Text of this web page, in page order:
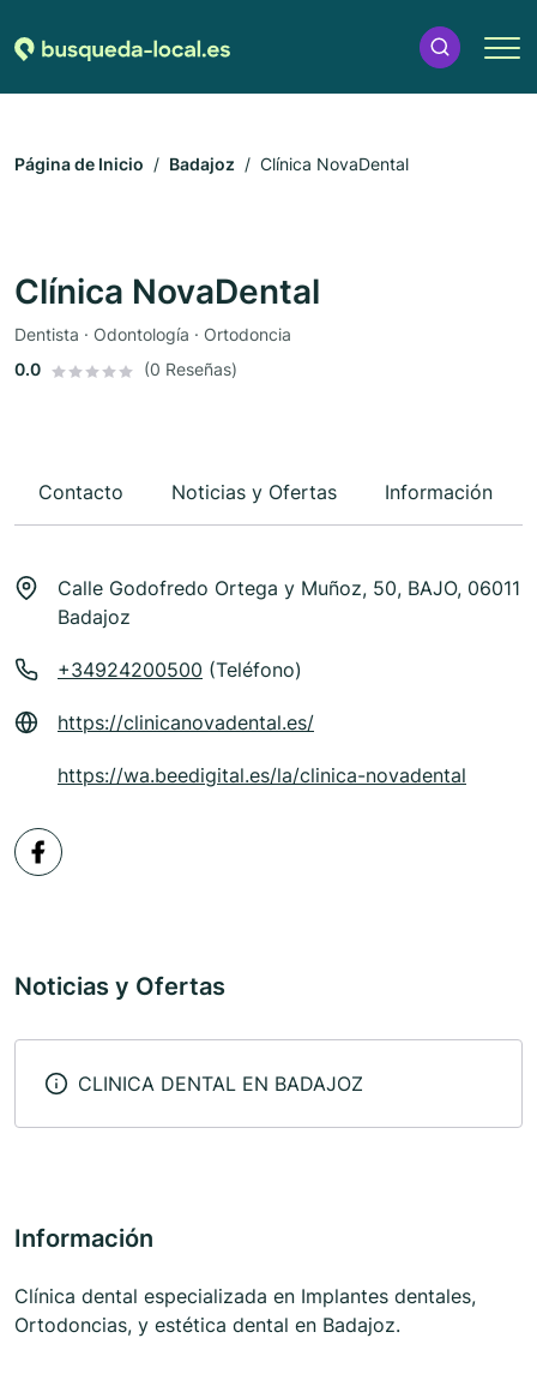
Página de Inicio Badajoz Clínica NovaDental
Clínica NovaDental
Dentista · Odontología · Ortodoncia
0.0
(0 Reseñas)
Contacto Noticias y Ofertas Información
Calle Godofredo Ortega y Muñoz, 50, BAJO, 06011
Badajoz
+34924200500 (Teléfono)
https://clinicanovadental.es/
https://wa.beedigital.es/la/clinica-novadental
Noticias y Ofertas
CLINICA DENTAL EN BADAJOZ
Información
Clínica dental especializada en Implantes dentales,
Ortodoncias, y estética dental en Badajoz.